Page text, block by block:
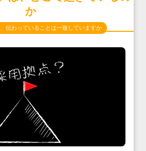
か
伝わっていることは一致していますか